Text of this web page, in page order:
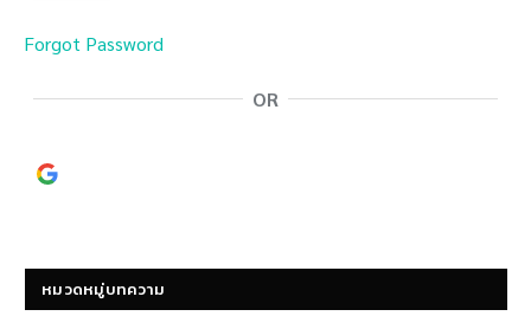
Forgot Password
OR
หมวดหมู่บทความ